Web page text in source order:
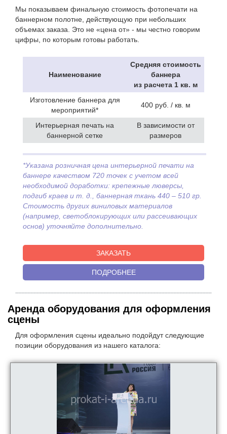
Мы показываем финальную стоимость фотопечати на
баннерном полотне, действующую при небольших
объемах заказа. Это не «цена от» - мы честно говорим
цифры, по которым готовы работать.
Наименование
Средняя стоимость
баннера
из расчета 1 кв. м
Изготовление баннера для
мероприятий*
400 руб. / кв. м
Интерьерная печать на
баннерной сетке
В зависимости от
размеров
*Указана розничная цена интерьерной печати на
баннере качеством 720 точек с учетом всей
необходимой доработки: крепежные люверсы,
подгиб краев и т. д., баннерная ткань 440 – 510 гр.
Стоимость других виниловых материалов
(например, светоблокирующих или рассеивающих
основ) уточняйте дополнительно.
ЗАКАЗАТЬ
ПОДРОБНЕЕ
Аренда оборудования для оформления
сцены
Для оформления сцены идеально подойдут следующие
позиции оборудования из нашего каталога: